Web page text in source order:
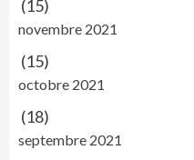
(15)
novembre 2021
(15)
octobre 2021
(18)
septembre 2021